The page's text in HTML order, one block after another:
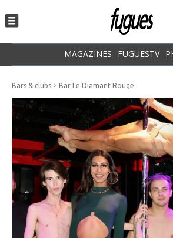
MAGAZINES FUGUESTV
Bars & clubs Bar Le Diamant Rouge